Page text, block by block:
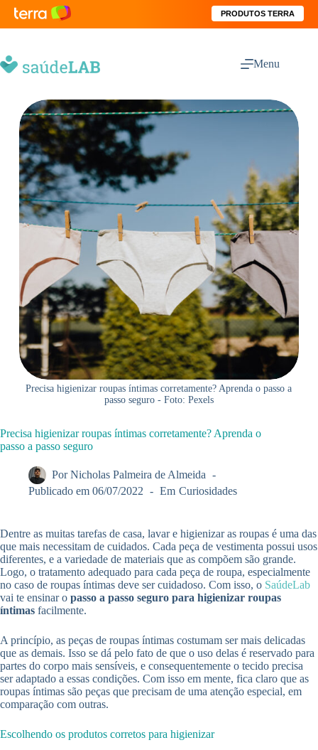
PRODUTOS TERRA
Menu
Precisa higienizar roupas íntimas corretamente? Aprenda o passo a
passo seguro - Foto: Pexels
Precisa higienizar roupas íntimas corretamente? Aprenda o
passo a passo seguro
Por Nicholas Palmeira de Almeida
Publicado em 06/07/2022 Em Curiosidades
Dentre as muitas tarefas de casa, lavar e higienizar as roupas é uma das
que mais necessitam de cuidados. Cada peça de vestimenta possui usos
diferentes, e a variedade de materiais que as compõem são grande.
Logo, o tratamento adequado para cada peça de roupa, especialmente
no caso de roupas íntimas deve ser cuidadoso. Com isso, o SaúdeLab
vai te ensinar o passo a passo seguro para higienizar roupas
íntimas facilmente.
A princípio, as peças de roupas íntimas costumam ser mais delicadas
que as demais. Isso se dá pelo fato de que o uso delas é reservado para
partes do corpo mais sensíveis, e consequentemente o tecido precisa
ser adaptado a essas condições. Com isso em mente, fica claro que as
roupas íntimas são peças que precisam de uma atenção especial, em
comparação com outras.
Escolhendo os produtos corretos para higienizar